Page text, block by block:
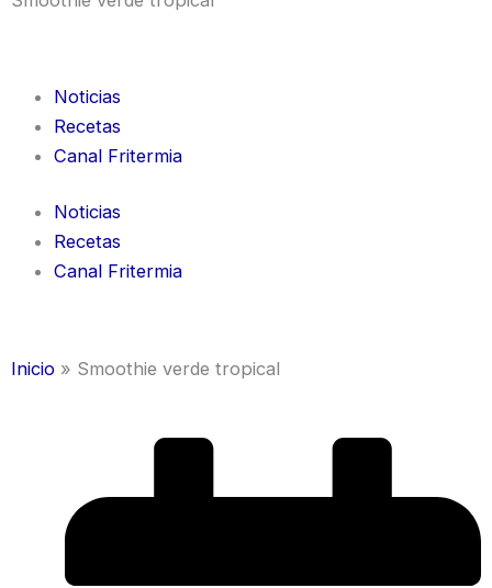
Noticias
Recetas
Canal Fritermia
Noticias
Recetas
Canal Fritermia
Inicio » Smoothie verde tropical